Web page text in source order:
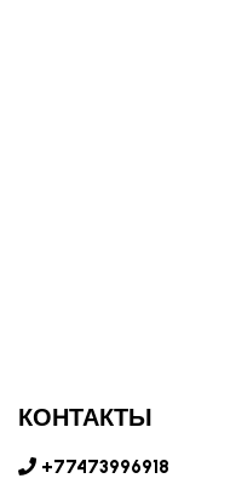
КОНТАКТЫ
+77473996918